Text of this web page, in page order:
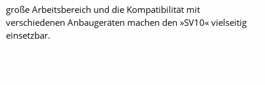
große Arbeitsbereich und die Kompatibilität mit
verschiedenen Anbaugeräten machen den »SV10« vielseitig
einsetzbar.